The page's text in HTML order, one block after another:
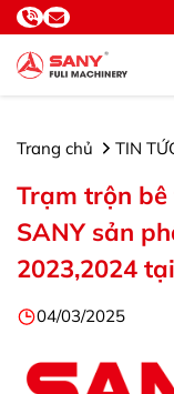
Trang chủ TIN
Trạm trộn
SANY sản
2023,2024
04/03/2025